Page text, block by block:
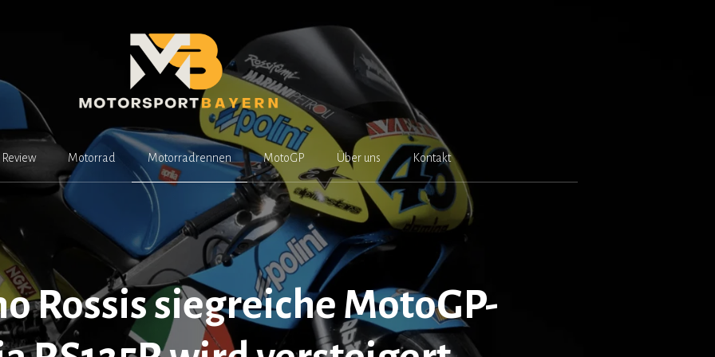
Review Motorrad Motorradrennen MotoGP Über uns Kontakt
Rossis siegreiche MotoGP-